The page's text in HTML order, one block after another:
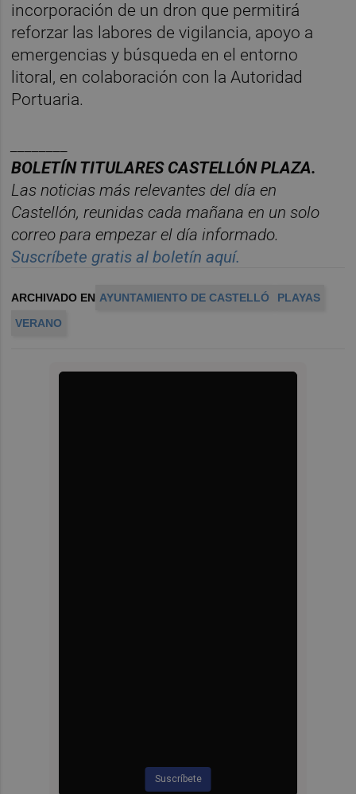
Suscríbete
incorporación de un dron que permitirá
reforzar las labores de vigilancia, apoyo a
emergencias y búsqueda en el entorno
litoral, en colaboración con la Autoridad
Portuaria.
BOLETÍNTITULARES CASTELLÓNPLAZA.
Las noticias más relevantes del día en
Castellón, reunidas cada mañana en un solo
correo para empezar el día informado.
Suscríbete gratis alboletín aquí.
ARCHIVADO EN AYUNTAMIENTO DE CASTELLÓ
PLAYAS
VERANO